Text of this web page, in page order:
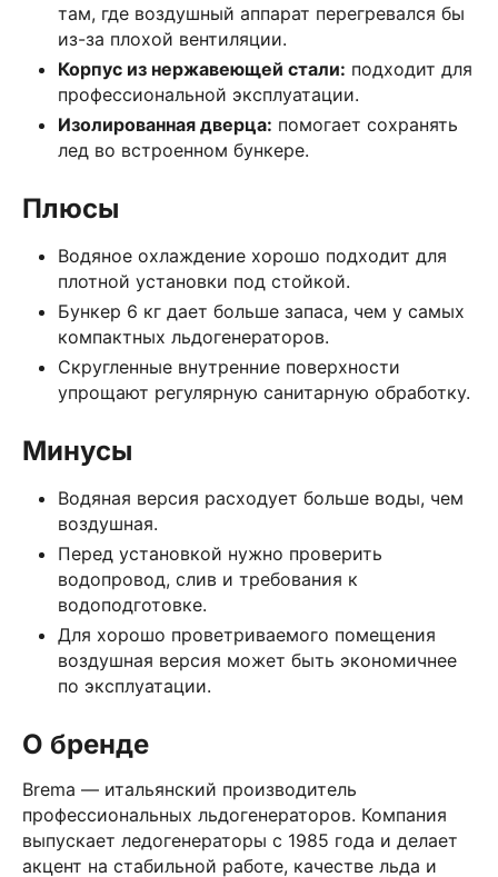
там, где воздушный аппарат перегревался бы
из-за плохой вентиляции.
Корпус из нержавеющей стали: подходит для
профессиональной эксплуатации.
Изолированная дверца: помогает сохранять
лед во встроенном бункере.
Плюсы
Водяное охлаждение хорошо подходит для
плотной установки под стойкой.
Бункер 6 кг дает больше запаса, чем у самых
компактных льдогенераторов.
Скругленные внутренние поверхности
упрощают регулярную санитарную обработку.
Минусы
Водяная версия расходует больше воды, чем
воздушная.
Перед установкой нужно проверить
водопровод, слив и требования к
водоподготовке.
Для хорошо проветриваемого помещения
воздушная версия может быть экономичнее
по эксплуатации.
О бренде
Brema — итальянский производитель
профессиональных льдогенераторов. Компания
выпускает ледогенераторы с 1985 года и делает
акцент на стабильной работе, качестве льда и